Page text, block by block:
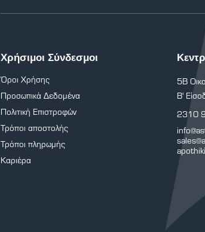
Χρήσιμοι Σύνδεσμοι
Όροι Χρήσης
Προσωπικά Δεδομένα
Πολιτική Επιστροφών
Τρόποι αποστολής
Τρόποι πληρωμής
Καριέρα
5Β
Β'
2310